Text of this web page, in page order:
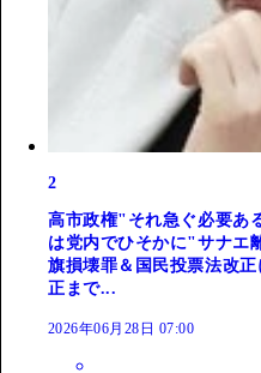
2
高市政権"それ急ぐ必要あ
は党内でひそかに"サナエ
旗損壊罪＆国民投票法改
正まで...
2026年06月28日 07:00